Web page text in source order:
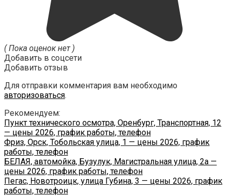
( Пока оценок нет )
Добавить в соцсети
Добавить отзыв
Для отправки комментария вам необходимо
авторизоваться.
Рекомендуем:
Пункт технического осмотра, Оренбург, Транспортная, 12
— цены 2026, график работы, телефон
Фриз, Орск, Тобольская улица, 1 — цены 2026, график
работы, телефон
БЕЛАЯ, автомойка, Бузулук, Магистральная улица, 2а —
цены 2026, график работы, телефон
Пегас, Новотроицк, улица Губина, 3 — цены 2026, график
работы, телефон